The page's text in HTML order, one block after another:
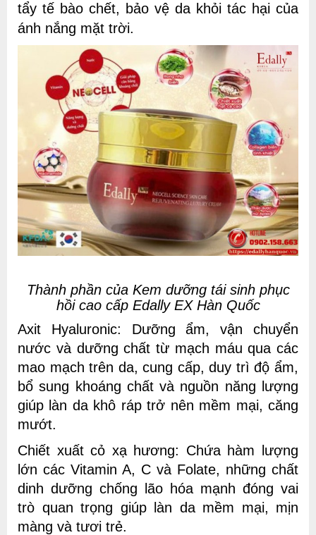
tẩy tế bào chết, bảo vệ da khỏi tác hại của
ánh nắng mặt trời.
Thành phần của Kem dưỡng tái sinh phục
hồi cao cấp Edally EX Hàn Quốc
Axit Hyaluronic: Dưỡng ẩm, vận chuyển
nước và dưỡng chất từ mạch máu qua các
mao mạch trên da, cung cấp, duy trì độ ẩm,
bổ sung khoáng chất và nguồn năng lượng
giúp làn da khô ráp trở nên mềm mại, căng
mướt.
Chiết xuất cỏ xạ hương: Chứa hàm lượng
lớn các Vitamin A, C và Folate, những chất
dinh dưỡng chống lão hóa mạnh đóng vai
trò quan trọng giúp làn da mềm mại, mịn
màng và tươi trẻ.